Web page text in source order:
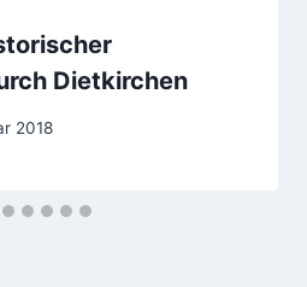
Dietkirchen
2018